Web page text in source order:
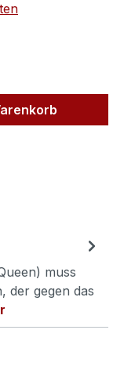
muss
der gegen das